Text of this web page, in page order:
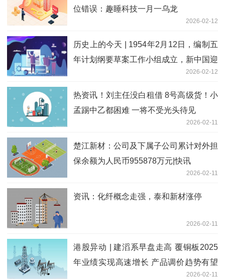
位错误：趣睡科技一月一乌龙
2026-02-12
历史上的今天 | 1954年2月12日，编制五
年计划纲要草案工作小组成立，新中国迎
2026-02-12
热资讯！刘主任没白租借 8号高级货！小
孟踢中乙都困难 一将不受光头待见
2026-02-11
楚江新材：公司及下属子公司累计对外担
保余额为人民币955878万元|快讯
2026-02-11
资讯：化纤概念走强，泰和新材涨停
2026-02-11
港股异动 | 建滔系早盘走高 覆铜板2025
年业绩实现高速增长 产品调价趋势有望
2026-02-11